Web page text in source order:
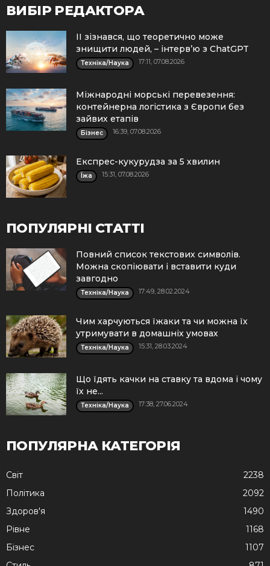
ВИБІР РЕДАКТОРА
ІІ зізнався, що теоретично може
знищити людей, – інтерв’ю з ChatGPT
Техніка/Наука 17:11, 07.08.2026
Міжнародні морські перевезення:
контейнерна логістика з Європи без
зайвих етапів
Бізнес 16:39, 07.08.2026
Експрес-кукурудза за 5 хвилин
Їжа 15:31, 07.08.2026
ПОПУЛЯРНІ СТАТТІ
Повний список текстових символів.
Можна скопіювати і вставити куди
завгодно
Техніка/Наука 17:49, 28.02.2024
Чим харчуються їжаки та чи можна їх
утримувати в домашніх умовах
Техніка/Наука 15:31, 28.03.2024
Що їдять качки на ставку та вдома і чому
їх не...
Техніка/Наука 17:38, 27.06.2024
ПОПУЛЯРНА КАТЕГОРІЯ
Cвіт
2238
Політика
2092
Здоров'я
1490
Рівне
1168
Бізнес
1107